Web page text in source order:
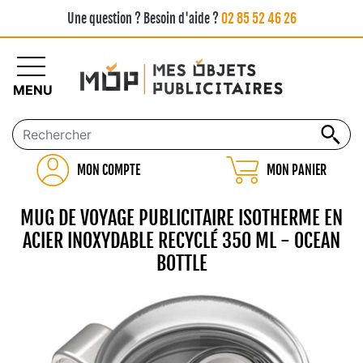
Une question ? Besoin d'aide ?02 85 52 46 26
MON COMPTE MON PANIER
MENU
MUG DE VOYAGE PUBLICITAIRE ISOTHERME EN
ACIER INOXYDABLE RECYCLÉ 350 ML - OCEAN
BOTTLE